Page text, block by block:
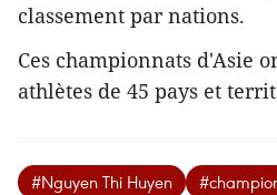
classement par nations.
​Ces championnats d'Asie​
athlètes de 45 pays et
#Nguyen Thi Huyen